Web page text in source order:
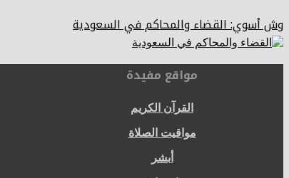
وش أسوي: القضاء والمحاكم في السعودية
مواقع مفيدة
القرآن الكريم
مواقيت الصلاة
أبشر